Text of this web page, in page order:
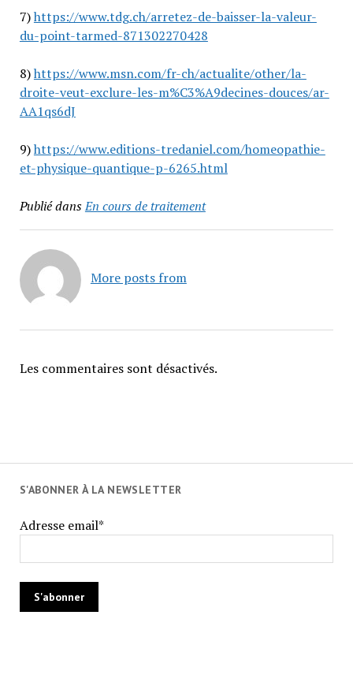
7)https://www.tdg.ch/arretez-de-baisser-la-valeur-
du-point-tarmed-871302270428
8)https://www.msn.com/fr-ch/actualite/other/la-
droite-veut-exclure-les-m%C3%A9decines-douces/ar-
AA1qs6dJ
9)https://www.editions-tredaniel.com/homeopathie-
et-physique-quantique-p-6265.html
Publié dansEn cours de traitement
More posts from
Les commentaires sont désactivés.
S'ABONNER À LA NEWSLETTER
Adresse email*